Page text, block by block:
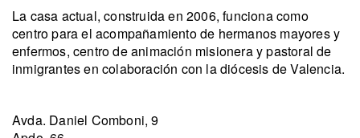
La casa actual, construida en 2006, funciona como
centro para el acompañamiento de hermanos mayores y
enfermos, centro de animación misionera y pastoral de
inmigrantes en colaboración con la diócesis de Valencia.
Avda. Daniel Comboni, 9